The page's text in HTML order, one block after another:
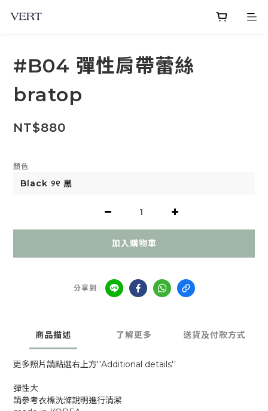
#B04 彈性肩帶蕾絲
bratop
NT$880
顏色
加入購物車
分享到
商品描述 了解更多 送貨及付款方式
更多照片請點選右上方''Additional details''
彈性大
請參考衣標洗滌說明進行清潔